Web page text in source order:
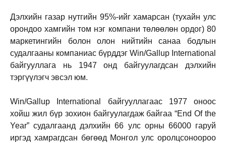
Дэлхийн газар нутгийн 95%-ийг хамарсан (тухайн улс
орондоо хамгийн том нэг компани төлөөлөн ордог) 80
маркетингийн болон олон нийтийн санаа бодлын
судалгааны компаниас бүрддэг Win/Gallup International
байгууллага нь 1947 онд байгуулагдсан дэлхийн
тэргүүлэгч эвсэл юм.
Win/Gallup International байгууллагаас 1977 оноос
хойш жил бүр зохион байгуулагдаж байгаа “End Of the
Year” судалгаанд дэлхийн 66 улс орны 66000 гаруй
иргэд хамрагдсан бөгөөд Монгол улс оролцсоноороо